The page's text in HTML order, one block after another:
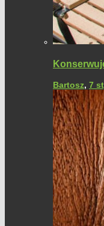
Bartosz, 7